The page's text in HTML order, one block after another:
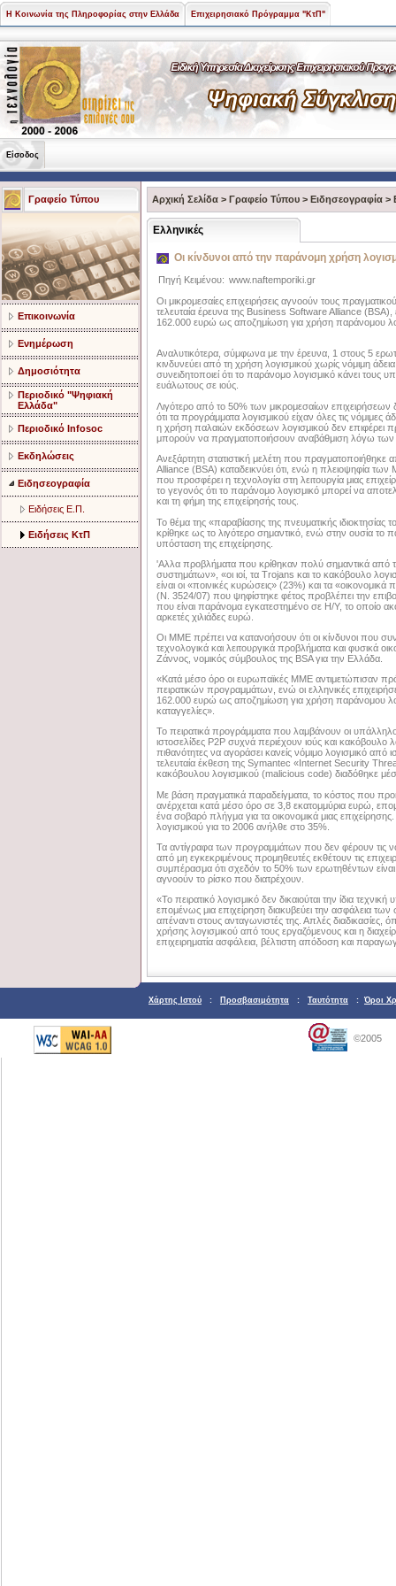
Η Κοινωνία της Πληροφορίας στην Ελλάδα Επιχειρησιακό Πρόγραμμα "ΚτΠ"
Είσοδος
Γραφείο Τύπου
Επικοινωνία
Ενημέρωση
Δημοσιότητα
Περιοδικό "Ψηφιακή
Ελλάδα"
Περιοδικό Infosoc
Εκδηλώσεις
Ειδησεογραφία
Ειδήσεις Ε.Π.
Ειδήσεις ΚτΠ
Αρχική Σελίδα > Γραφείο Τύπου > Ειδησεογραφία >
Ελληνικές
Oι κίνδυνοι από την παράνομη χρήση
Πηγή Κειμένου: www.naftemporiki.gr
Οι μικρομεσαίες επιχειρήσεις αγνοούν τους
τελευταία έρευνα της Business Software Alliance (BSA),
162.000 ευρώ ως αποζημίωση για χρήση παράνομου
Αναλυτικότερα, σύμφωνα με την έρευνα, 1 στους 5
κινδυνεύει από τη χρήση λογισμικού χωρίς νόμιμη
συνειδητοποιεί ότι το παράνομο λογισμικό κάνει τους
ευάλωτους σε ιούς.
Λιγότερο από το 50% των μικρομεσαίων επιχειρήσεων
ότι τα προγράμματα λογισμικού είχαν όλες τις νόμιμες
η χρήση παλαιών εκδόσεων λογισμικού δεν επιφέρει
μπορούν να πραγματοποιήσουν αναβάθμιση λόγω
Ανεξάρτητη στατιστική μελέτη που
Alliance (BSA) καταδεικνύει ότι, ενώ η πλειοψηφία
που προσφέρει η τεχνολογία στη λειτουργία μιας
το γεγονός ότι το παράνομο λογισμικό μπορεί να
και τη φήμη της επιχείρησής τους.
Το θέμα της «παραβίασης της πνευματικής ιδιοκτησίας
κρίθηκε ως το λιγότερο σημαντικό, ενώ στην ουσία το
υπόσταση της επιχείρησης.
'Αλλα προβλήματα που κρίθηκαν πολύ σημαντικά από
συστημάτων», «οι ιοί, τα Trojans και το κακόβουλο
είναι οι «ποινικές κυρώσεις» (23%) και τα
(Ν. 3524/07) που ψηφίστηκε φέτος προβλέπει την
που είναι παράνομα εγκατεστημένο σε Η/Υ, το οποίο
αρκετές χιλιάδες ευρώ.
Οι ΜΜΕ πρέπει να κατανοήσουν ότι οι κίνδυνοι που
τεχνολογικά και λειτουργικά προβλήματα και φυσικά
Ζάννος, νομικός σύμβουλος της BSA για την Ελλάδα.
«Κατά μέσο όρο οι ευρωπαϊκές ΜΜΕ αντιμετώπισαν
πειρατικών προγραμμάτων, ενώ οι ελληνικές
162.000 ευρώ ως αποζημίωση για χρήση παράνομου
καταγγελίες».
Το πειρατικά προγράμματα που λαμβάνουν οι
ιστοσελίδες P2P συχνά περιέχουν ιούς και κακόβουλο
πιθανότητες να αγοράσει κανείς νόμιμο λογισμικό
τελευταία έκθεση της Symantec «Internet Security
κακόβουλου λογισμικού (malicious code) διαδόθηκε
Με βάση πραγματικά παραδείγματα, το κόστος που
ανέρχεται κατά μέσο όρο σε 3,8 εκατομμύρια ευρώ,
ένα σοβαρό πλήγμα για τα οικονομικά μιας
λογισμικού για το 2006 ανήλθε στο 35%.
Τα αντίγραφα των προγραμμάτων που δεν φέρουν τις
από μη εγκεκριμένους προμηθευτές εκθέτουν τις
συμπέρασμα ότι σχεδόν το 50% των ερωτηθέντων
αγνοούν το ρίσκο που διατρέχουν.
«Το πειρατικό λογισμικό δεν δικαιούται την ίδια
επομένως μια επιχείρηση διακυβεύει την ασφάλεια των
απέναντι στους ανταγωνιστές της. Απλές
χρήσης λογισμικού από τους εργαζόμενους και η
επιχειρηματία ασφάλεια, βέλτιστη απόδοση και
Χάρτης Ιστού : Προσβασιμότητα : Ταυτότητα : Όροι
©2005